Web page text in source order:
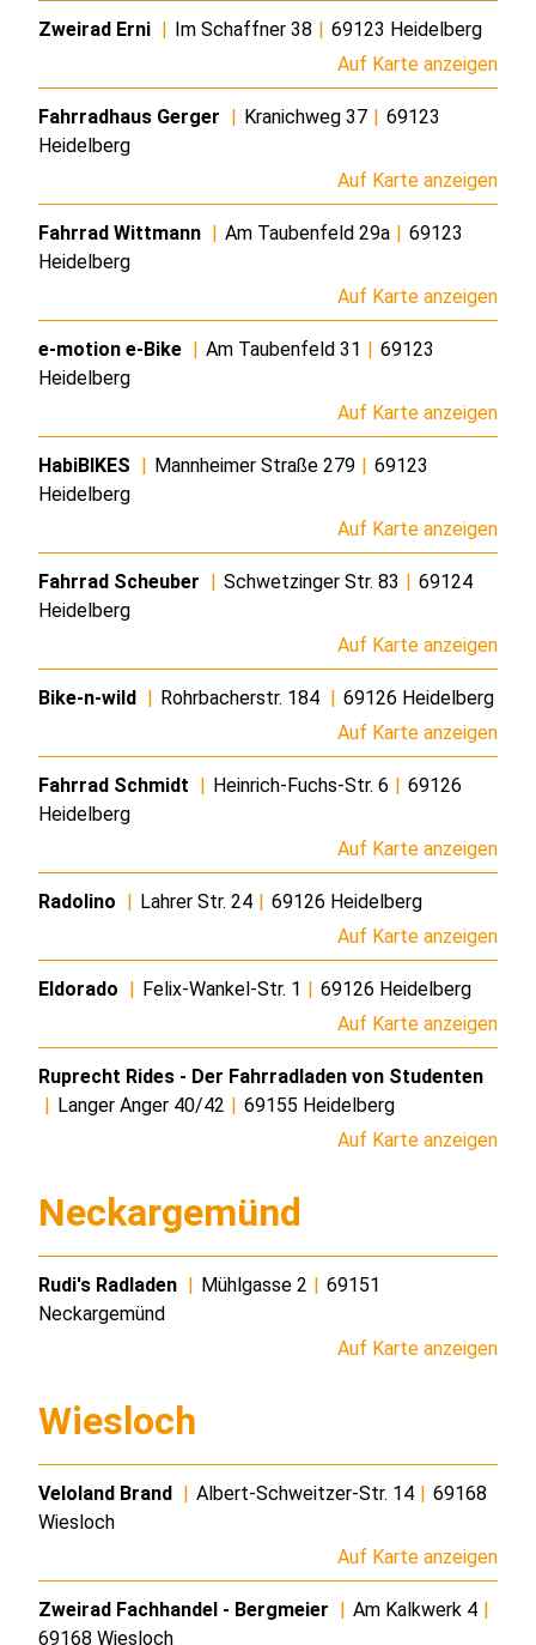
Zweirad Erni Im Schaffner 38
69123 Heidelberg
Auf Karte anzeigen
Fahrradhaus Gerger Kranichweg 37
69123
Heidelberg
Auf Karte anzeigen
Fahrrad Wittmann Am Taubenfeld 29a
69123
Heidelberg
Auf Karte anzeigen
e-motion e-Bike Am Taubenfeld 31
69123
Heidelberg
Auf Karte anzeigen
HabiBIKES Mannheimer Straße 279
69123
Heidelberg
Auf Karte anzeigen
Fahrrad Scheuber Schwetzinger Str. 83
69124
Heidelberg
Auf Karte anzeigen
Bike-n-wild Rohrbacherstr. 184
69126 Heidelberg
Auf Karte anzeigen
Fahrrad Schmidt Heinrich-Fuchs-Str. 6
69126
Heidelberg
Auf Karte anzeigen
Radolino Lahrer Str. 24
69126 Heidelberg
Auf Karte anzeigen
Eldorado Felix-Wankel-Str. 1
69126 Heidelberg
Auf Karte anzeigen
Ruprecht Rides - Der Fahrradladen von Studenten
Langer Anger 40/42
69155 Heidelberg
Auf Karte anzeigen
Neckargemünd
Rudi's Radladen Mühlgasse 2
69151
Neckargemünd
Auf Karte anzeigen
Wiesloch
Veloland Brand Albert-Schweitzer-Str. 14
69168
Wiesloch
Auf Karte anzeigen
Zweirad Fachhandel - Bergmeier Am Kalkwerk 4
69168 Wiesloch